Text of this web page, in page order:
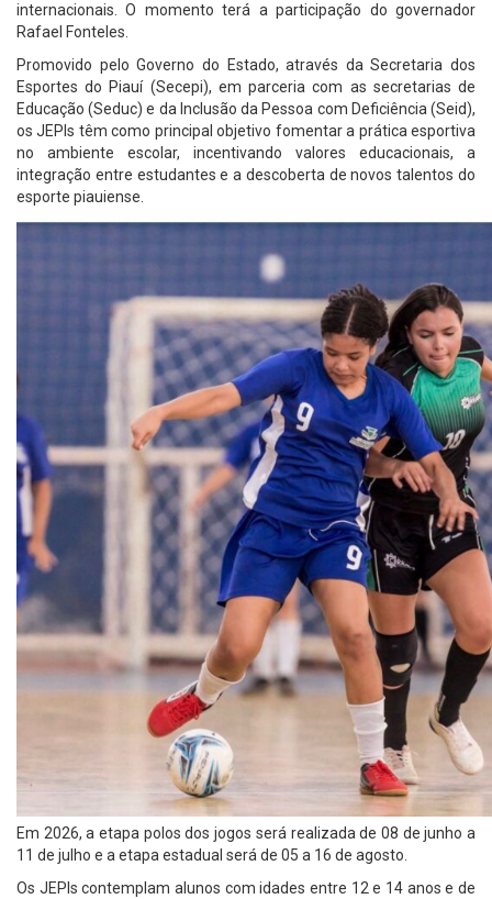
internacionais. O momento terá a participação do governador
Rafael Fonteles.
Promovido pelo Governo do Estado, através da Secretaria dos
Esportes do Piauí (Secepi), em parceria com as secretarias de
Educação (Seduc) e da Inclusão da Pessoa com Deficiência (Seid),
os JEPIs têm como principal objetivo fomentar a prática esportiva
no ambiente escolar, incentivando valores educacionais, a
integração entre estudantes e a descoberta de novos talentos do
esporte piauiense.
Em 2026, a etapa polos dos jogos será realizada de 08 de junho a
11 de julho e a etapa estadual será de 05 a 16 de agosto.
Os JEPIs contemplam alunos com idades entre 12 e 14 anos e de